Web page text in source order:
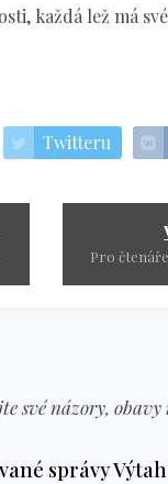
každá lež má
Twitteru
své názory,
správy